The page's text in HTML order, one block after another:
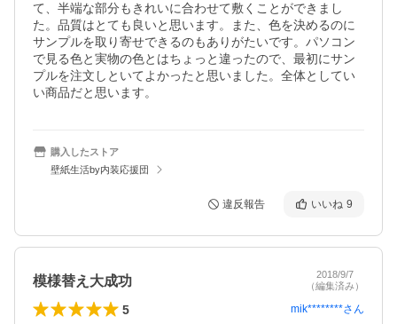
て、半端な部分もきれいに合わせて敷くことができまし
た。品質はとても良いと思います。また、色を決めるのに
サンプルを取り寄せできるのもありがたいです。パソコン
で見る色と実物の色とはちょっと違ったので、最初にサン
プルを注文しといてよかったと思いました。全体としてい
い商品だと思います。
購入したストア
壁紙生活by内装応援団
違反報告 いいね 9
模様替え大成功
2018/9/7
（編集済み）
5 mik********さん